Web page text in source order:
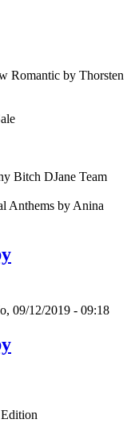
Romantic by Thorsten
Bitch DJane Team
Anthems by Anina
09/12/2019 - 09:18